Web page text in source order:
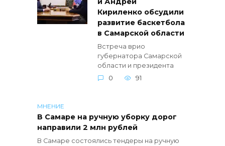
Кириленко обсудили
развитие баскетбола
в Самарской области
Встреча врио
губернатора Самарской
области и президента
0
91
МНЕНИЕ
В Самаре на ручную уборку дорог
направили 2 млн рублей
В Самаре состоялись тендеры на ручную